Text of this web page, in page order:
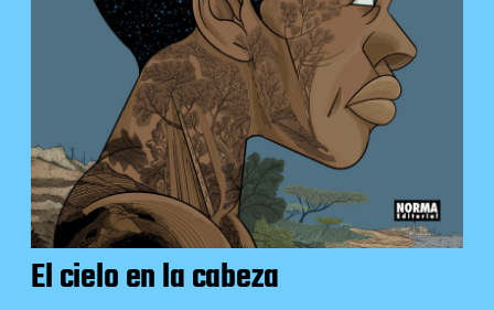
El cielo en la cabeza